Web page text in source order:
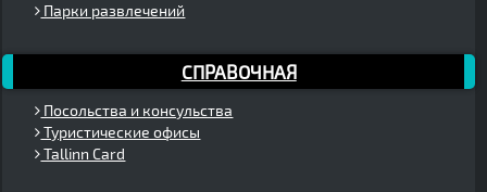
Парки развлечений
СПРАВОЧНАЯ
Посольства и консульства
Туристические офисы
Tallinn Card